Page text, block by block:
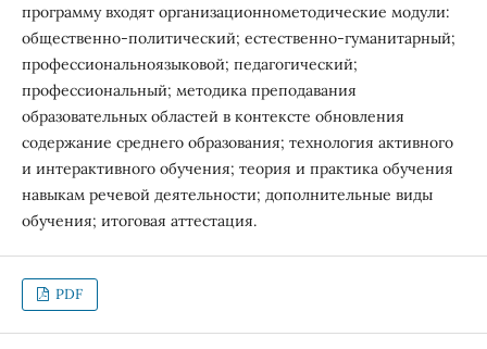
программу входят организационнометодические модули:
общественно-политический; естественно-гуманитарный;
профессиональноязыковой; педагогический;
профессиональный; методика преподавания
образовательных областей в контексте обновления
содержание среднего образования; технология активного
и интерактивного обучения; теория и практика обучения
навыкам речевой деятельности; дополнительные виды
обучения; итоговая аттестация.
PDF